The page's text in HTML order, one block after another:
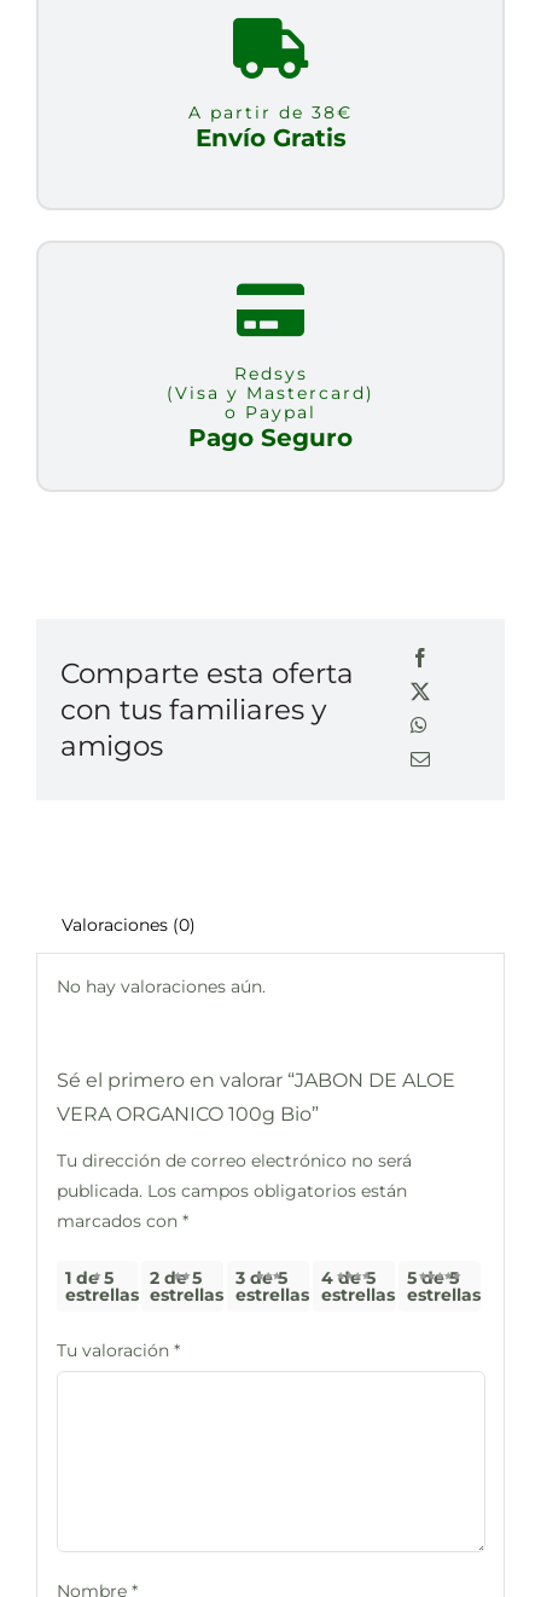
A partir de 38€
Envío Gratis
Redsys
(Visa y Mastercard)
o Paypal
Pago Seguro
Comparte esta oferta
con tus familiares y
amigos
Valoraciones (0)
No hay valoraciones aún.
Sé el primero en valorar “JABON DE ALOE
VERA ORGANICO 100g Bio”
Tu dirección de correo electrónico no será
publicada. Los campos obligatorios están
marcados con *
1 de 5
estrellas
2 de 5
estrellas
3 de 5
estrellas
4 de 5
estrellas
5 de 5
estrellas
Tu valoración *
Nombre *